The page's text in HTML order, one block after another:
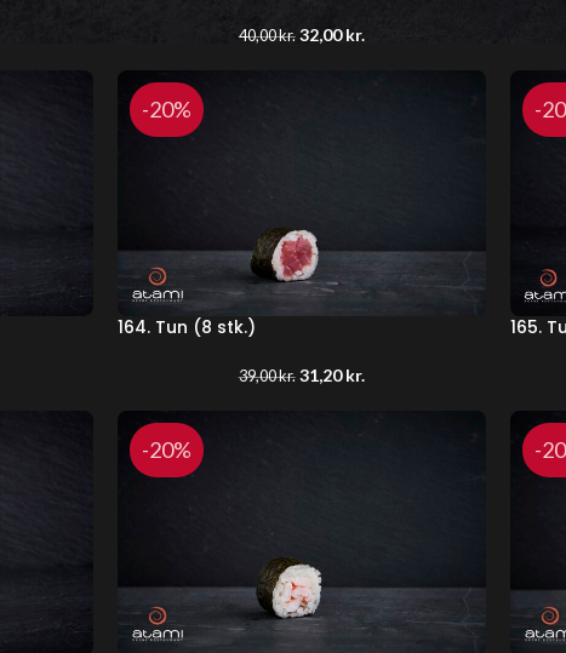
40,00kr. 32,00kr.
-20%
164. Tun (8 stk.)
39,00kr. 31,20kr.
-
165.
-20% -